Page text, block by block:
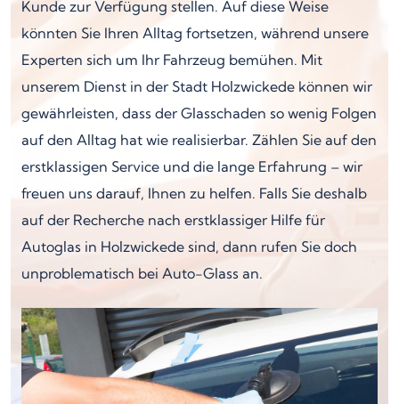
Kunde zur Verfügung stellen. Auf diese Weise
könnten Sie Ihren Alltag fortsetzen, während unsere
Experten sich um Ihr Fahrzeug bemühen. Mit
unserem Dienst in der Stadt Holzwickede können wir
gewährleisten, dass der Glasschaden so wenig Folgen
auf den Alltag hat wie realisierbar. Zählen Sie auf den
erstklassigen Service und die lange Erfahrung – wir
freuen uns darauf, Ihnen zu helfen. Falls Sie deshalb
auf der Recherche nach erstklassiger Hilfe für
Autoglas in Holzwickede sind, dann rufen Sie doch
unproblematisch bei Auto-Glass an.